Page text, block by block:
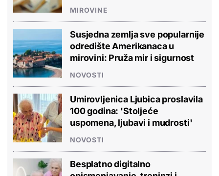
MIROVINE
Susjedna zemlja sve popularnije
odredište Amerikanaca u
mirovini: Pruža mir i sigurnost
NOVOSTI
Umirovljenica Ljubica proslavila
100 godina: 'Stoljeće
uspomena, ljubavi i mudrosti'
NOVOSTI
Besplatno digitalno